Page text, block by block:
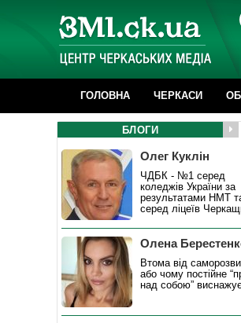
ГОЛОВНА ЧЕРКАСИ
БЛОГИ
Олег Куклін
ЧДБК - №1 серед
коледжів України за
результатами НМТ
серед ліцеїв
Олена
Втома від
або чому постійне
над собою”